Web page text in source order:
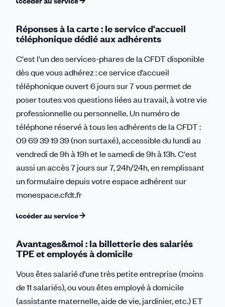
Réponses à la carte : le service d'accueil
téléphonique dédié aux adhérents
C'est l'un des services-phares de la CFDT disponible
dès que vous adhérez : ce service d’accueil
téléphonique ouvert 6 jours sur 7 vous permet de
poser toutes vos questions liées au travail, à votre vie
professionnelle ou personnelle. Un numéro de
téléphone réservé à tous les adhérents de la CFDT :
09 69 39 19 39 (non surtaxé), accessible du lundi au
vendredi de 9h à 19h et le samedi de 9h à 13h. C'est
aussi un accès 7 jours sur 7, 24h/24h, en remplissant
un formulaire depuis votre espace adhérent sur
monespace.cfdt.fr
Accéder au service
Avantages&moi : la billetterie des salariés
TPE et employés à domicile
Vous êtes salarié d’une très petite entreprise (moins
de 11 salariés), ou vous êtes employé à domicile
(assistante maternelle, aide de vie, jardinier, etc.) ET